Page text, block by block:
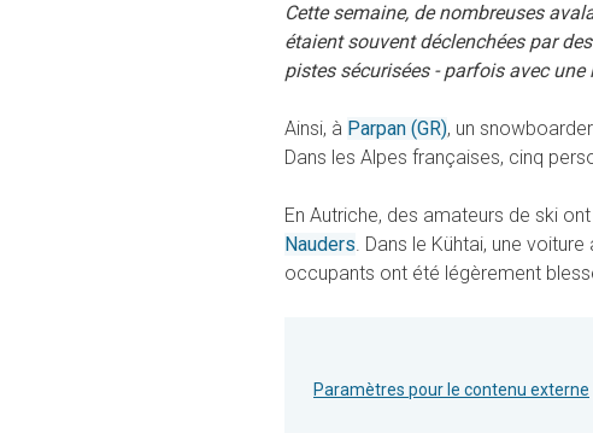
Cette semaine, de nombreuses
étaient souvent déclenchées par
pistes sécurisées - parfois avec une
Ainsi, à Parpan (GR), un
Dans les Alpes françaises, cinq
En Autriche, des amateurs de ski
Nauders. Dans le Kühtai, une
occupants ont été légèrement
Paramètres pour le contenu externe